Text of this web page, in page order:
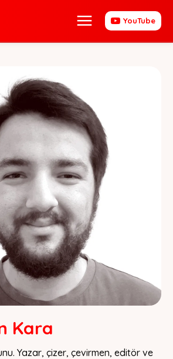
YouTube
Kara
Yazar, çizer, çevirmen, editör ve